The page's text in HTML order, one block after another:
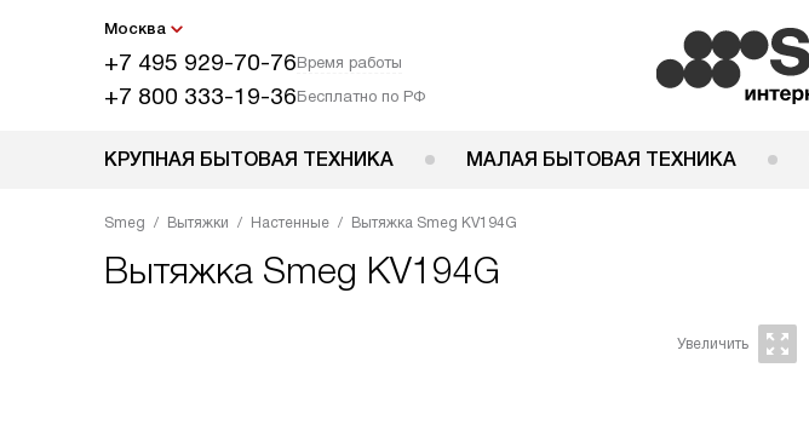
Москва
+7 495 929-70-76Время работы
+7 800 333-19-36Бесплатно по РФ
КРУПНАЯ БЫТОВАЯ ТЕХНИКА МАЛАЯ БЫТОВАЯ ТЕХНИКА
Smeg Вытяжки Настенные Вытяжка Smeg KV194G
Вытяжка Smeg KV194G